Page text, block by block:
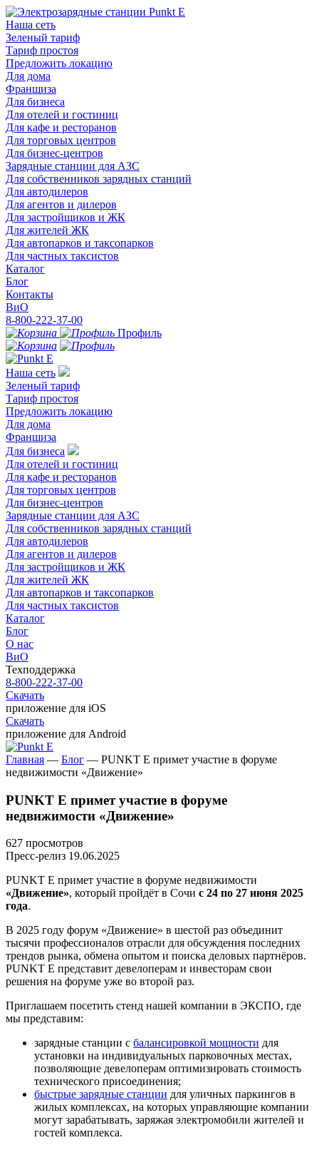
Наша сеть
Зеленый тариф
Тариф простоя
Предложить локацию
Для дома
Франшиза
Для бизнеса
Для отелей и гостиниц
Для кафе и ресторанов
Для торговых центров
Для бизнес-центров
Зарядные станции для АЗС
Для собственников зарядных станций
Для автодилеров
Для агентов и дилеров
Для застройщиков и ЖК
Для жителей ЖК
Для автопарков и таксопарков
Для частных таксистов
Каталог
Блог
Контакты
ВиО
8-800-222-37-00
Профиль
Наша сеть
Зеленый тариф
Тариф простоя
Предложить локацию
Для дома
Франшиза
Для бизнеса
Для отелей и гостиниц
Для кафе и ресторанов
Для торговых центров
Для бизнес-центров
Зарядные станции для АЗС
Для собственников зарядных станций
Для автодилеров
Для агентов и дилеров
Для застройщиков и ЖК
Для жителей ЖК
Для автопарков и таксопарков
Для частных таксистов
Каталог
Блог
О нас
ВиО
Техподдержка
8-800-222-37-00
Скачать
приложение для iOS
Скачать
приложение для Android
Главная — Блог — PUNKT E примет участие в форуме
недвижимости «Движение»
PUNKT E примет участие в форуме
недвижимости «Движение»
627 просмотров
Пресс-релиз 19.06.2025
PUNKT E примет участие в форуме недвижимости
«Движение», который пройдёт в Сочи с 24 по 27 июня 2025
года.
В 2025 году форум «Движение» в шестой раз объединит
тысячи профессионалов отрасли для обсуждения последних
трендов рынка, обмена опытом и поиска деловых партнёров.
PUNKT E представит девелоперам и инвесторам свои
решения на форуме уже во второй раз.
Приглашаем посетить стенд нашей компании в ЭКСПО, где
мы представим:
зарядные станции с балансировкой мощности для
установки на индивидуальных парковочных местах,
позволяющие девелоперам оптимизировать стоимость
технического присоединения;
быстрые зарядные станции для уличных паркингов в
жилых комплексах, на которых управляющие компании
могут зарабатывать, заряжая электромобили жителей и
гостей комплекса.